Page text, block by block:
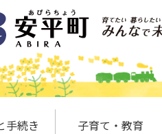
手続き 子育て・教育